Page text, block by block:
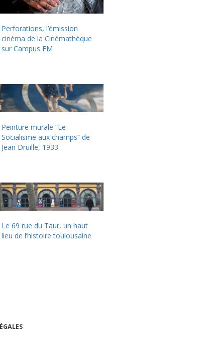
Perforations, l’émission
cinéma de la Cinémathèque
sur Campus FM
Peinture murale “Le
Socialisme aux champs” de
Jean Druille, 1933
Le 69 rue du Taur, un haut
lieu de l’histoire toulousaine